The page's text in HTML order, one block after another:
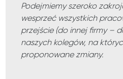
Podejmiemy szeroko
wesprzeć wszystkich
przejście (do innej firmy –
naszych kolegów, na
proponowane zmiany.